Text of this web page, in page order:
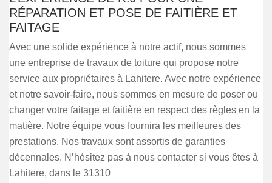
RÉPARATION ET POSE DE FAITIÈRE ET
FAITAGE
Avec une solide expérience à notre actif, nous sommes
une entreprise de travaux de toiture qui propose notre
service aux propriétaires à Lahitere. Avec notre expérience
et notre savoir-faire, nous sommes en mesure de poser ou
changer votre faitage et faitière en respect des règles en la
matière. Notre équipe vous fournira les meilleures des
prestations. Nos travaux sont assortis de garanties
décennales. N’hésitez pas à nous contacter si vous êtes à
Lahitere, dans le 31310